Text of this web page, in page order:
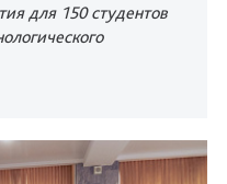
для 150 студентов